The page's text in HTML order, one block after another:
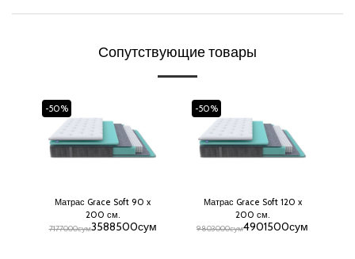
Сопутствующие товары
-50%
Матрас Grace Soft 90 x
200 см.
7177000сум3588500сум
-50%
Матрас Grace Soft 120 x
200 см.
9803000сум4901500сум